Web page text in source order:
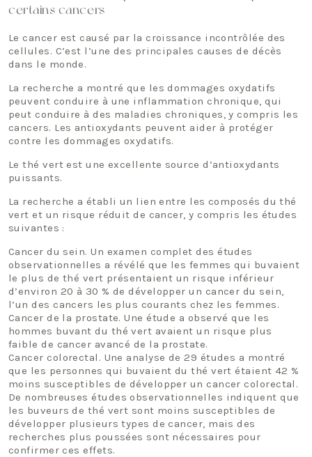
certains cancers
Le cancer est causé par la croissance incontrôlée des
cellules. C’est l’une des principales causes de décès
dans le monde.
La recherche a montré que les dommages oxydatifs
peuvent conduire à une inflammation chronique, qui
peut conduire à des maladies chroniques, y compris les
cancers. Les antioxydants peuvent aider à protéger
contre les dommages oxydatifs.
Le thé vert est une excellente source d’antioxydants
puissants.
La recherche a établi un lien entre les composés du thé
vert et un risque réduit de cancer, y compris les études
suivantes :
Cancer du sein. Un examen complet des études
observationnelles a révélé que les femmes qui buvaient
le plus de thé vert présentaient un risque inférieur
d’environ 20 à 30 % de développer un cancer du sein,
l’un des cancers les plus courants chez les femmes.
Cancer de la prostate. Une étude a observé que les
hommes buvant du thé vert avaient un risque plus
faible de cancer avancé de la prostate.
Cancer colorectal. Une analyse de 29 études a montré
que les personnes qui buvaient du thé vert étaient 42 %
moins susceptibles de développer un cancer colorectal.
De nombreuses études observationnelles indiquent que
les buveurs de thé vert sont moins susceptibles de
développer plusieurs types de cancer, mais des
recherches plus poussées sont nécessaires pour
confirmer ces effets.